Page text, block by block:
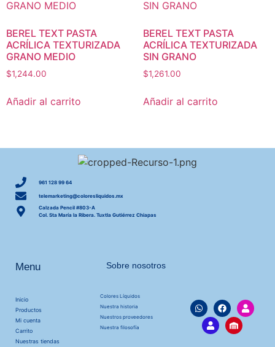
BEREL TEXT PASTA
ACRÍLICA TEXTURIZADA
GRANO MEDIO
$1,244.00
Añadir al carrito
BEREL TEXT PASTA
ACRÍLICA TEXTURIZADA
SIN GRANO
$1,261.00
Añadir al carrito
961 128 99 64
telemarketing@coloresliquidos.mx
Calzada Pencil #803-A
Col. Sta María la Ribera. Tuxtla Gutiérrez Chiapas
Menu
Inicio
Productos
Mi cuenta
Carrito
Nuestras tiendas
Sobre nosotros
Colores Líquidos
Nuestra historia
Nuestros proveedores
Nuestra filosofía